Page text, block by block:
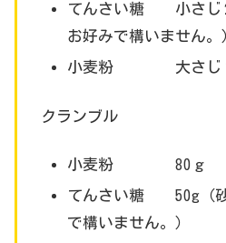
てんさい糖 小さじ
お好みで構いません。
小麦粉 大さじ１
クランブル
小麦粉 80ｇ
てんさい糖 50g（砂
で構いません。）